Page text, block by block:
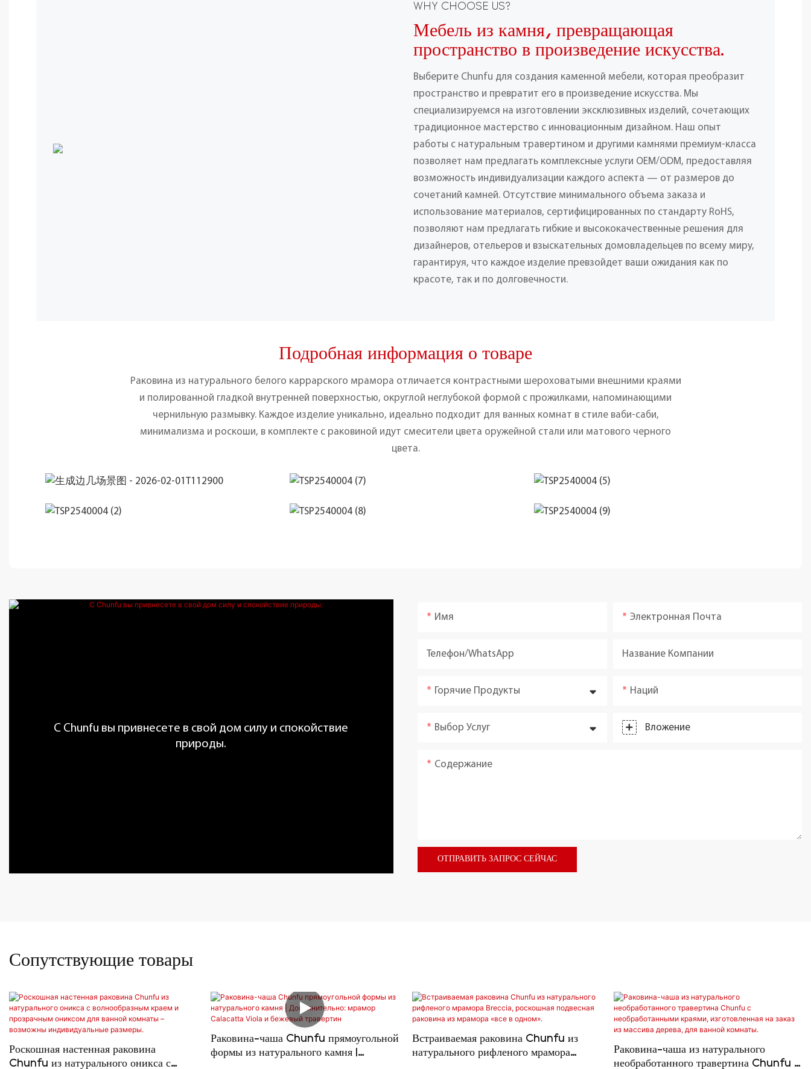
WHY CHOOSE US?
Мебель из камня, превращающая
пространство в произведение искусства.
Выберите Chunfu для создания каменной мебели, которая преобразит
пространство и превратит его в произведение искусства. Мы
специализируемся на изготовлении эксклюзивных изделий, сочетающих
традиционное мастерство с инновационным дизайном. Наш опыт
работы с натуральным травертином и другими камнями премиум-класса
позволяет нам предлагать комплексные услуги OEM/ODM, предоставляя
возможность индивидуализации каждого аспекта — от размеров до
сочетаний камней. Отсутствие минимального объема заказа и
использование материалов, сертифицированных по стандарту RoHS,
позволяют нам предлагать гибкие и высококачественные решения для
дизайнеров, отельеров и взыскательных домовладельцев по всему миру,
гарантируя, что каждое изделие превзойдет ваши ожидания как по
красоте, так и по долговечности.
Подробная информация о товаре
Раковина из натурального белого каррарского мрамора отличается контрастными шероховатыми внешними краями
и полированной гладкой внутренней поверхностью, округлой неглубокой формой с прожилками, напоминающими
чернильную размывку. Каждое изделие уникально, идеально подходит для ванных комнат в стиле ваби-саби,
минимализма и роскоши, в комплекте с раковиной идут смесители цвета оружейной стали или матового черного
цвета.
С Chunfu вы привнесете в свой дом силу и спокойствие
природы.
Имя Электронная Почта
Телефон/WhatsApp Название Компании
Горячие Продукты Наций
Выбор Услуг Вложение
Содержание
ОТПРАВИТЬ ЗАПРОС СЕЙЧАС
Сопутствующие товары
Роскошная настенная раковина
Chunfu из натурального оникса с
Раковина-чаша Chunfu прямоугольной
формы из натурального камня |
Встраиваемая раковина Chunfu из
натурального рифленого мрамора
Раковина-чаша из натурального
необработанного травертина Chunfu с